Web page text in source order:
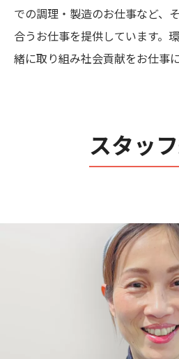
での調理・製造のお仕事など、
合うお仕事を提供しています。
緒に取り組み社会貢献をお仕事
スタッ